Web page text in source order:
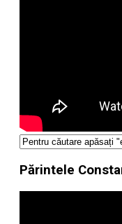
Părintele